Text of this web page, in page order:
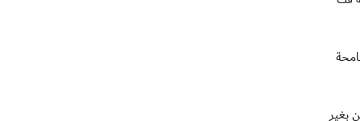
جامحة
بغير